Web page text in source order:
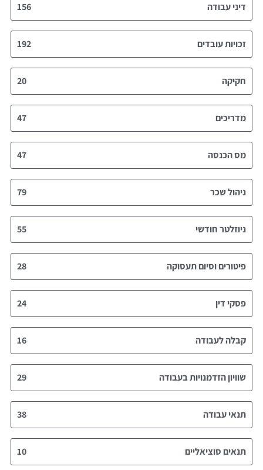
דיני עבודה 156
זכויות עובדים 192
חקיקה 20
מדריכים 47
מס הכנסה 47
ניהול שכר 79
ניוזלטר חודשי 55
פיטורים וסיום תעסוקה 28
פסקי דין 24
קבלה לעבודה 16
שוויון הזדמנויות בעבודה 29
תנאי עבודה 38
תנאים סוציאליים 10